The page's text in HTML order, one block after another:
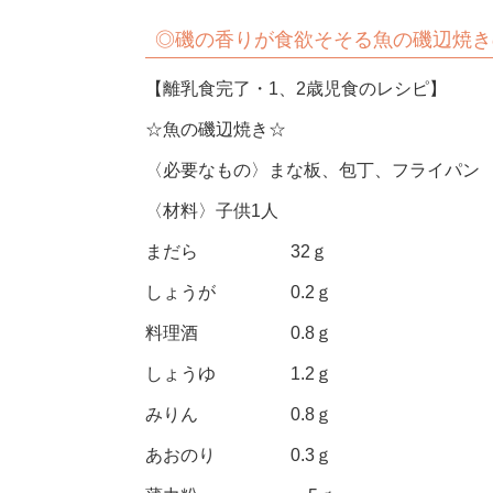
◎磯の香りが食欲そそる魚の磯辺焼
【離乳食完了・1、2歳児食のレシピ】
☆魚の磯辺焼き☆
〈必要なもの〉まな板、包丁、フライパン
〈材料〉子供1人
まだら 32ｇ
しょうが 0.2ｇ
料理酒 0.8ｇ
しょうゆ 1.2ｇ
みりん 0.8ｇ
あおのり 0.3ｇ